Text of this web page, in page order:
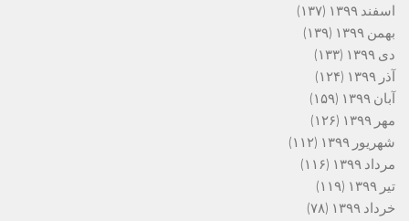
اسفند ۱۳۹۹
(۱۳۷)
بهمن ۱۳۹۹
(۱۳۹)
دی ۱۳۹۹
(۱۳۳)
آذر ۱۳۹۹
(۱۲۴)
آبان ۱۳۹۹
(۱۵۹)
مهر ۱۳۹۹
(۱۲۶)
شهریور ۱۳۹۹
(۱۱۲)
مرداد ۱۳۹۹
(۱۱۶)
تیر ۱۳۹۹
(۱۱۹)
خرداد ۱۳۹۹
(۷۸)